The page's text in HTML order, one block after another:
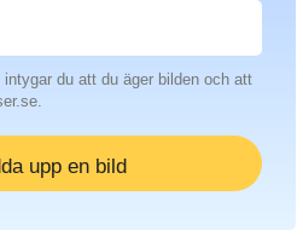
du att du äger bilden och att
upp en bild